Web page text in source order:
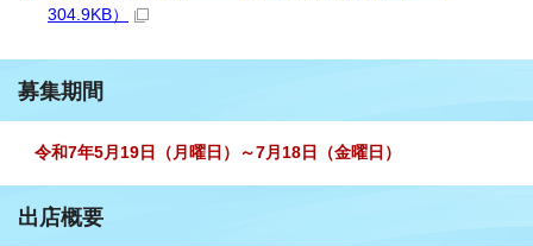
304.9KB）
募集期間
令和7年5月19日（月曜日）～7月18日（金曜日）
出店概要